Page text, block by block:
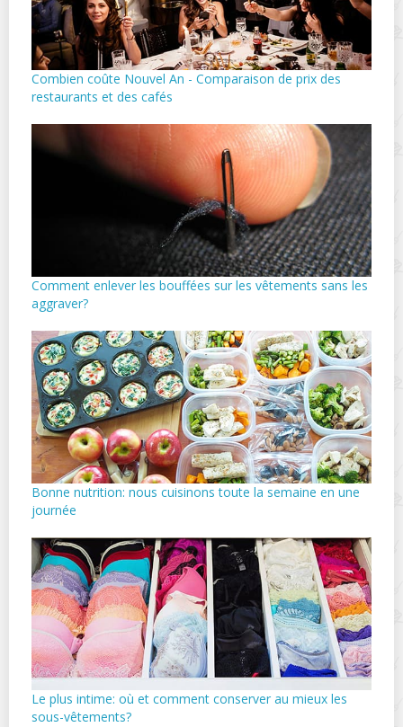
Combien coûte Nouvel An - Comparaison de prix des
restaurants et des cafés
Comment enlever les bouffées sur les vêtements sans les
aggraver?
Bonne nutrition: nous cuisinons toute la semaine en une
journée
Le plus intime: où et comment conserver au mieux les
sous-vêtements?